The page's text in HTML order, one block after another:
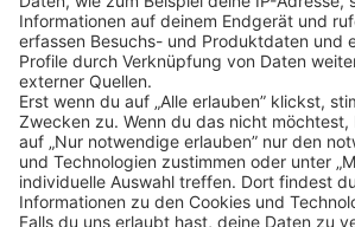
Schnellzugriff
ZAHLUNGSMETHODEN
SOCIAL